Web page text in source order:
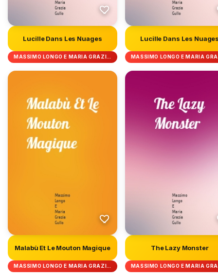
Lucille Dans Les Nuages
MASSIMO LONGO E MARIA GRAZI…
Lucille Dans Les
MASSIMO LONGO E MARIA
Malabù Et Le Mouton Magique
MASSIMO LONGO E MARIA GRAZI…
The Lazy Monster
MASSIMO LONGO E MARIA